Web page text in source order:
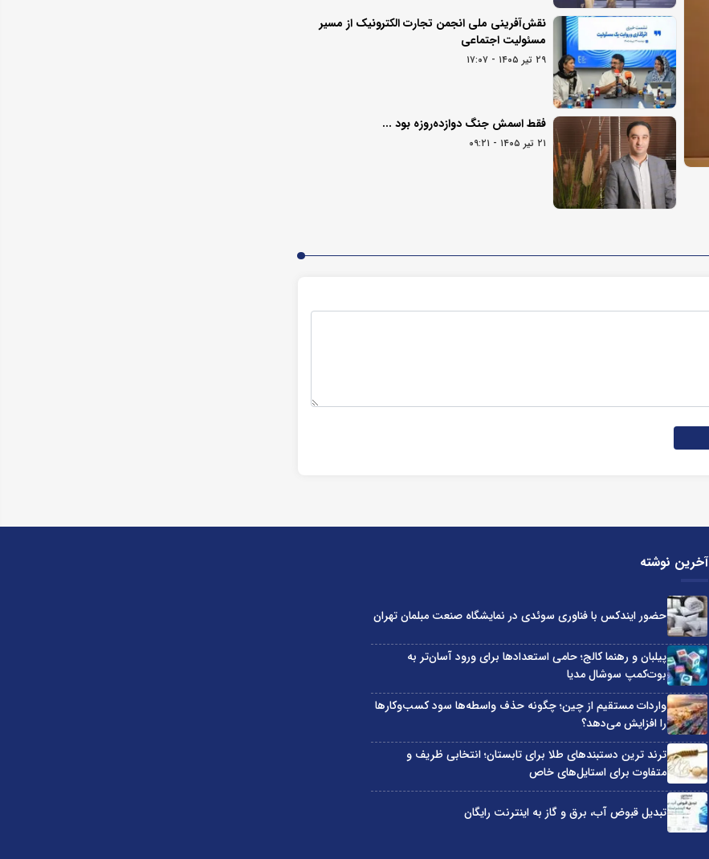
نقش‌آفرینی ملی انجمن تجارت الکترونیک از مسیر
مسئولیت اجتماعی
۲۹ تیر ۱۴۰۵ - ۱۷:۰۷
فقط اسمش جنگ دوازده‌روزه بود ...
۲۱ تیر ۱۴۰۵ - ۰۹:۲۱
آخرین نوشته
حضور ایندکس با فناوری سوئدی در نمایشگاه صنعت مبلمان تهران
پیلبان و رهنما کالج؛ حامی استعدادها برای ورود آسان‌تر به
بوت‌کمپ سوشال مدیا
واردات مستقیم از چین؛ چگونه حذف واسطه‌ها سود کسب‌وکارها
را افزایش می‌دهد؟
ترند ترین دستبندهای طلا برای تابستان؛ انتخابی ظریف و
متفاوت برای استایل‌های خاص
تبدیل قبوض آب، برق و گاز به اینترنت رایگان